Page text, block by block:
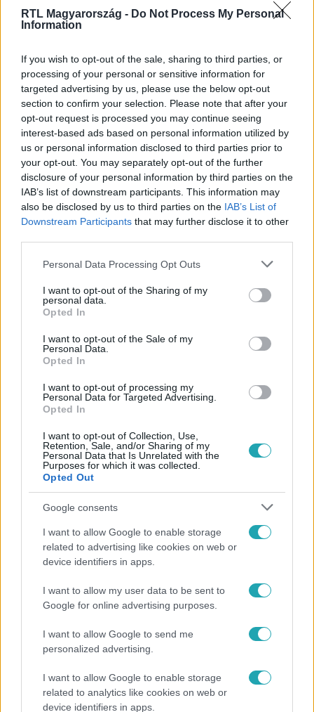
RTL Magyarország - Do Not Process My Personal
Information
If you wish to opt-out of the sale, sharing to third parties, or
processing of your personal or sensitive information for
targeted advertising by us, please use the below opt-out
section to confirm your selection. Please note that after your
opt-out request is processed you may continue seeing
interest-based ads based on personal information utilized by
us or personal information disclosed to third parties prior to
your opt-out. You may separately opt-out of the further
disclosure of your personal information by third parties on the
IAB’s list of downstream participants. This information may
also be disclosed by us to third parties on the IAB’s List of
Downstream Participants that may further disclose it to other
Please note that this website/app uses one or more Google
not limited to your visit or usage behaviour. You may click to
grant or deny consent to Google and its third-party tags to
use your data for below specified purposes in below Google
consent section.
Personal Data Processing Opt Outs
I want to opt-out of the Sharing of my
personal data.
Opted In
I want to opt-out of the Sale of my
Personal Data.
Opted In
I want to opt-out of processing my
Personal Data for Targeted Advertising.
Opted In
I want to opt-out of Collection, Use,
Retention, Sale, and/or Sharing of my
Personal Data that Is Unrelated with the
Purposes for which it was collected.
Opted Out
Google consents
I want to allow Google to enable storage
related to advertising like cookies on web or
device identifiers in apps.
I want to allow my user data to be sent to
Google for online advertising purposes.
I want to allow Google to send me
personalized advertising.
I want to allow Google to enable storage
related to analytics like cookies on web or
device identifiers in apps.
Kövess minket, és értesülj a friss hírekről a
Facebookon is!
Követem
HÁZON KÍVÜL #
BORSOD #RTL
Népszerű
Felrobbant egy powerbank, pillanatok alatt porig